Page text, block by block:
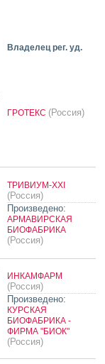
Владелец рег. уд.
ГРОТЕКС (Россия)
ТРИВИУМ-XXI
(Россия)
Произведено:
АРМАВИРСКАЯ
БИОФАБРИКА
(Россия)
ИНКАМФАРМ
(Россия)
Произведено:
КУРСКАЯ
БИОФАБРИКА -
ФИРМА "БИОК"
(Россия)